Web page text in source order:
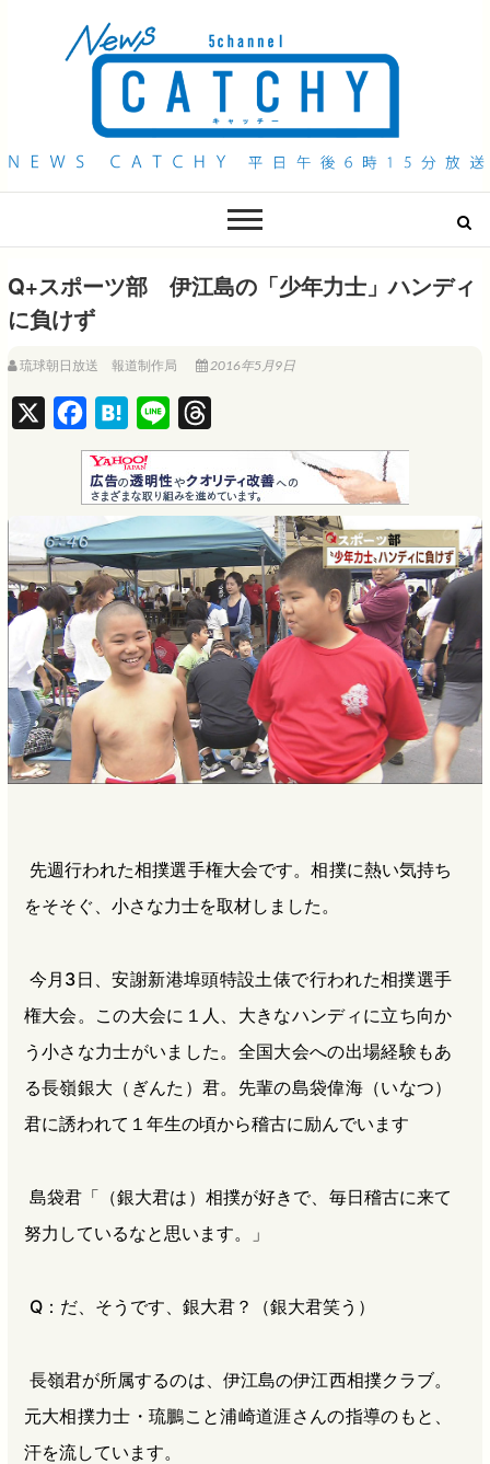
QAB NEWS Headline
Q+スポーツ部 伊江島の「少年力士」ハンディ
に負けず
琉球朝日放送 報道制作局 2016年5月9日
a
c
e
b
o
o
k
H
a
t
e
n
a
i
n
e
h
r
e
a
d
s
先週行われた相撲選手権大会です。相撲に熱い気持ち
をそそぐ、小さな力士を取材しました。
今月3日、安謝新港埠頭特設土俵で行われた相撲選手
権大会。この大会に１人、大きなハンディに立ち向か
う小さな力士がいました。全国大会への出場経験もあ
る長嶺銀大（ぎんた）君。先輩の島袋偉海（いなつ）
君に誘われて１年生の頃から稽古に励んでいます
島袋君「（銀大君は）相撲が好きで、毎日稽古に来て
努力しているなと思います。」
Q：だ、そうです、銀大君？（銀大君笑う）
長嶺君が所属するのは、伊江島の伊江西相撲クラブ。
元大相撲力士・琉鵬こと浦崎道涯さんの指導のもと、
汗を流しています。